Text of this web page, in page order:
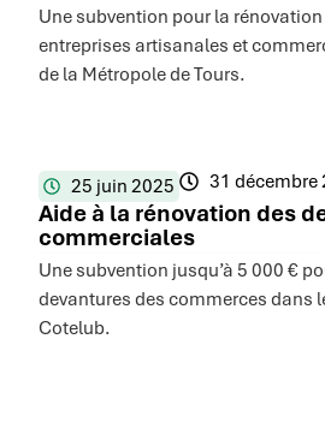
Une subvention pour la
entreprises artisanales et
de la Métropole de Tours.
25 juin 2025 31 décembre
Aide à la rénovation des
commerciales
Une subvention jusqu’à 5 000 €
devantures des commerces dans
Cotelub.